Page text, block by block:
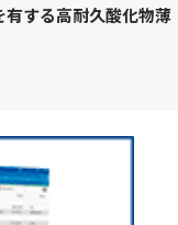
する高耐久酸化物薄